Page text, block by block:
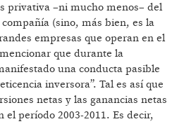
privativa –ni mucho menos– del
(sino, más bien, es la
empresas que operan en el
que durante la
una conducta pasible
inversora”. Tal es así que
netas y las ganancias netas
el período 2003-2011. Es decir,